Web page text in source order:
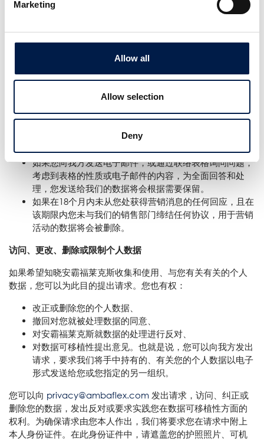
Marketing
Allow all
Allow selection
Deny
处理方合同中，我们会对此作出记录
如果存在税务相关要求，数据可能会与税务机构进行分
享。
会额外延长您数据的保留时限。
根据法定义务的规定，我们的记录保留时限为七年。此期
限包括与您签订的合同或协议，并会在合同或协议结束或
被终止时开始计算。
如果您向我方发送电子邮件，或通过联络表格询问问题，
考虑到表格的性质或电子邮件的内容，为全面回答和处
理，您发送给我们的数据将会根据需要保留。
如果在18个月内未从您处获得营销消息的任何回应，且在
该期限内您未与我们的销售部门缔结任何协议，用于营销
活动的数据将会被删除。
访问、更改、删除或限制个人数据
如果希望知晓安霸福莱克斯收集和使用、与您有关有关的个人
数据，您可以为此目的提出请求。您也有权：
改正或删除您的个人数据、
撤回对您就被处理数据的同意、
对安霸福莱克斯就数据的处理进行反对、
对数据可移植性提出意见。也就是说，您可以向我方发出
请求，要求我们将手中持有的、有关您的个人数据以电子
形式发送给您或您指定的另一组织。
您可以向 privacy@ambaflex.com 发出请求，访问、纠正或
删除您的数据，发出反对或要求实践您在数据可移植性方面的
权利。为确保请求由您本人作出，我们将要求您在请求中附上
本人身份证件。在此身份证件中，请遮盖您的护照照片、可机